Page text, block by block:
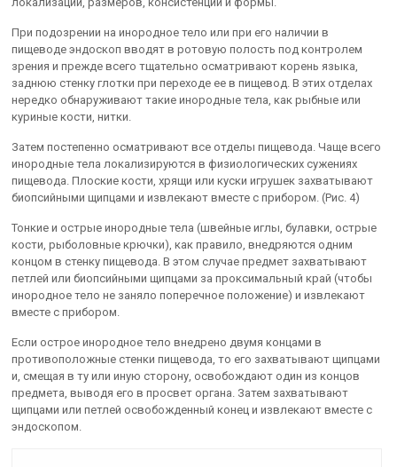
При подозрении на инородное тело или при его наличии в
пищеводе эндоскоп вводят в ротовую полость под контролем
зрения и прежде всего тщательно осматривают корень языка,
заднюю стенку глотки при переходе ее в пищевод. В этих отделах
нередко обнаруживают такие инородные тела, как рыбные или
куриные кости, нитки.
Затем постепенно осматривают все отделы пищевода. Чаще всего
инородные тела локализируются в физиологических сужениях
пищевода. Плоские кости, хрящи или куски игрушек захватывают
биопсийными щипцами и извлекают вместе с прибором. (Рис. 4)
Тонкие и острые инородные тела (швейные иглы, булавки, острые
кости, рыболовные крючки), как правило, внедряются одним
концом в стенку пищевода. В этом случае предмет захватывают
петлей или биопсийными щипцами за проксимальный край (чтобы
инородное тело не заняло поперечное положение) и извлекают
вместе с прибором.
Если острое инородное тело внедрено двумя концами в
противоположные стенки пищевода, то его захватывают щипцами
и, смещая в ту или иную сторону, освобождают один из концов
предмета, выводя его в просвет органа. Затем захватывают
щипцами или петлей освобожденный конец и извлекают вместе с
эндоскопом.